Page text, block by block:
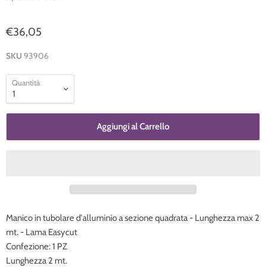
€36,05
SKU 93906
Quantità
Aggiungi al Carrello
Manico in tubolare d'alluminio a sezione quadrata - Lunghezza max 2
mt. - Lama Easycut
Confezione: 1 PZ
Lunghezza 2 mt.